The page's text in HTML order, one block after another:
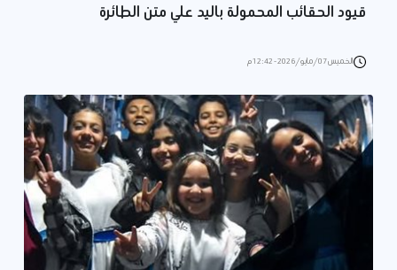
قيود الحقائب المحمولة باليد علي متن الطائرة
الخميس 07/مايو/2026 - 12:42 م